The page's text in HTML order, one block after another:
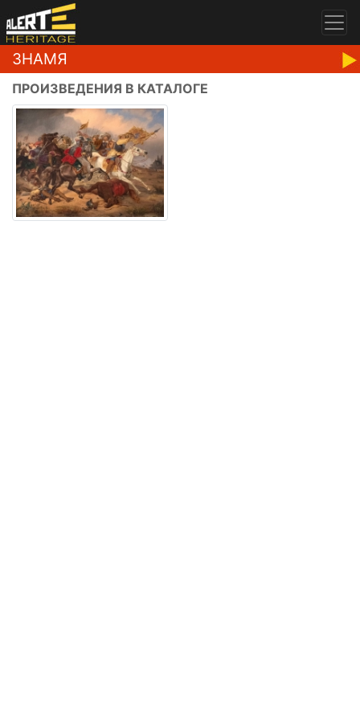
ЗНАМЯ
ПРОИЗВЕДЕНИЯ В КАТАЛОГЕ